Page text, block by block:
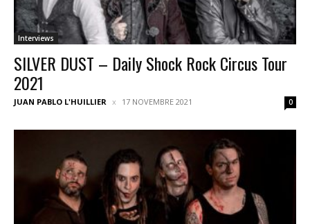
Interviews
SILVER DUST – Daily Shock Rock Circus Tour
2021
JUAN PABLO L'HUILLIER 17 NOVEMBRE 2021 0